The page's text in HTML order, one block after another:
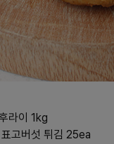
라이 1kg
고버섯 튀김 25ea